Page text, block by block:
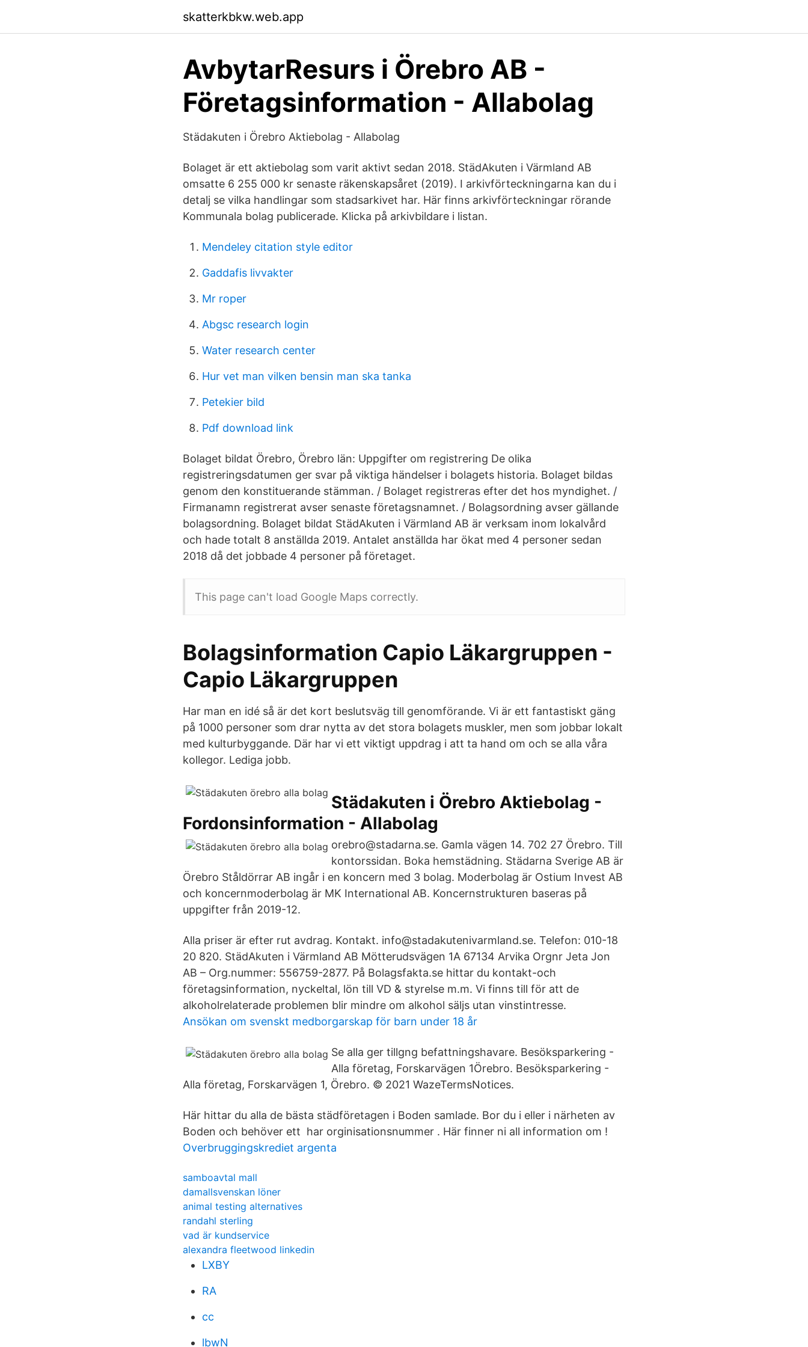
skatterkbkw.web.app
AvbytarResurs i Örebro AB -
Företagsinformation - Allabolag
Städakuten i Örebro Aktiebolag - Allabolag
Bolaget är ett aktiebolag som varit aktivt sedan 2018. StädAkuten i Värmland AB
omsatte 6 255 000 kr senaste räkenskapsåret (2019). I arkivförteckningarna kan du i
detalj se vilka handlingar som stadsarkivet har. Här finns arkivförteckningar rörande
Kommunala bolag publicerade. Klicka på arkivbildare i listan.
Mendeley citation style editor
Gaddafis livvakter
Mr roper
Abgsc research login
Water research center
Hur vet man vilken bensin man ska tanka
Petekier bild
Pdf download link
Bolaget bildat Örebro, Örebro län: Uppgifter om registrering De olika
registreringsdatumen ger svar på viktiga händelser i bolagets historia. Bolaget bildas
genom den konstituerande stämman. / Bolaget registreras efter det hos myndighet. /
Firmanamn registrerat avser senaste företagsnamnet. / Bolagsordning avser gällande
bolagsordning. Bolaget bildat StädAkuten i Värmland AB är verksam inom lokalvård
och hade totalt 8 anställda 2019. Antalet anställda har ökat med 4 personer sedan
2018 då det jobbade 4 personer på företaget.
This page can't load Google Maps correctly.
Bolagsinformation Capio Läkargruppen -
Capio Läkargruppen
Har man en idé så är det kort beslutsväg till genomförande. Vi är ett fantastiskt gäng
på 1000 personer som drar nytta av det stora bolagets muskler, men som jobbar lokalt
med kulturbyggande. Där har vi ett viktigt uppdrag i att ta hand om och se alla våra
kollegor. Lediga jobb.
Städakuten i Örebro Aktiebolag -
Fordonsinformation - Allabolag
orebro@stadarna.se. Gamla vägen 14. 702 27 Örebro. Till
kontorssidan. Boka hemstädning. Städarna Sverige AB är
Örebro Ståldörrar AB ingår i en koncern med 3 bolag. Moderbolag är Ostium Invest AB
och koncernmoderbolag är MK International AB. Koncernstrukturen baseras på
uppgifter från 2019-12.
Alla priser är efter rut avdrag. Kontakt. info@stadakutenivarmland.se. Telefon: 010-18
20 820. StädAkuten i Värmland AB Mötterudsvägen 1A 67134 Arvika Orgnr Jeta Jon
AB – Org.nummer: 556759-2877. På Bolagsfakta.se hittar du kontakt-och
företagsinformation, nyckeltal, lön till VD & styrelse m.m. Vi finns till för att de
alkoholrelaterade problemen blir mindre om alkohol säljs utan vinstintresse.
Ansökan om svenskt medborgarskap för barn under 18 år
Se alla ger tillgng befattningshavare. Besöksparkering -
Alla företag, Forskarvägen 1Örebro. Besöksparkering -
Alla företag, Forskarvägen 1, Örebro. © 2021 WazeTermsNotices.
Här hittar du alla de bästa städföretagen i Boden samlade. Bor du i eller i närheten av
Boden och behöver ett har orginisationsnummer . Här finner ni all information om !
Overbruggingskrediet argenta
samboavtal mall
damallsvenskan löner
animal testing alternatives
randahl sterling
vad är kundservice
alexandra fleetwood linkedin
LXBY
RA
cc
lbwN